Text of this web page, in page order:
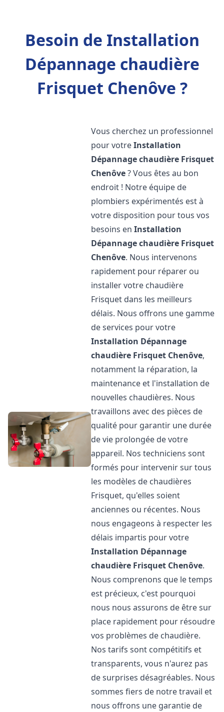
Besoin de Installation
Dépannage chaudière
Frisquet Chenôve ?
Vous cherchez un professionnel
pour votreInstallation
Dépannage chaudière Frisquet
Chenôve? Vous êtes au bon
endroit ! Notre équipe de
plombiers expérimentés est à
votre disposition pour tous vos
besoins enInstallation
Dépannage chaudière Frisquet
Chenôve. Nous intervenons
rapidement pour réparer ou
installer votre chaudière
Frisquet dans les meilleurs
délais. Nous offrons une gamme
de services pour votre
Installation Dépannage
chaudière Frisquet Chenôve,
notamment la réparation, la
maintenance et l'installation de
nouvelles chaudières. Nous
travaillons avec des pièces de
qualité pour garantir une durée
de vie prolongée de votre
appareil. Nos techniciens sont
formés pour intervenir sur tous
les modèles de chaudières
Frisquet, qu'elles soient
anciennes ou récentes. Nous
nous engageons à respecter les
délais impartis pour votre
Installation Dépannage
chaudière Frisquet Chenôve.
Nous comprenons que le temps
est précieux, c'est pourquoi
nous nous assurons de être sur
place rapidement pour résoudre
vos problèmes de chaudière.
Nos tarifs sont compétitifs et
transparents, vous n'aurez pas
de surprises désagréables. Nous
sommes fiers de notre travail et
nous offrons une garantie de